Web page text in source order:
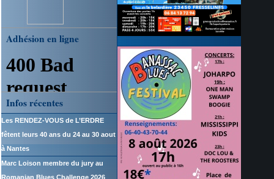
Adhésion en ligne
Infos récentes
Les RENDEZ-VOUS de L’ERDRE
fêtent leurs 40 ans du 24 au 30 aout
à Nantes
Marc Loison membre du jury au
Romanian Blues Challenge 2026